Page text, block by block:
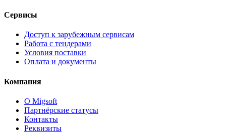
Сервисы
Доступ к зарубежным сервисам
Работа с тендерами
Условия поставки
Оплата и документы
Компания
О Migsoft
Партнёрские статусы
Контакты
Реквизиты